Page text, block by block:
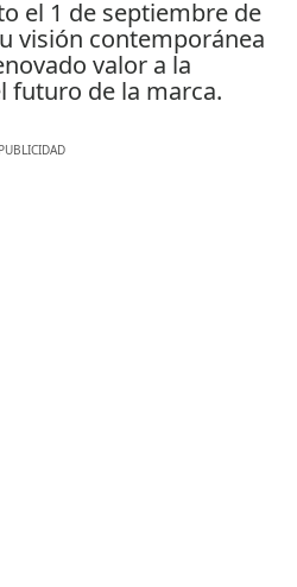
el 1 de septiembre de
visión contemporánea
valor a la
futuro de la marca.